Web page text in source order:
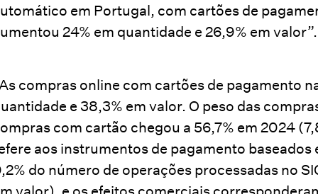
em Portugal, com cartões de
24% em quantidade e 26,9% em valor”.
compras online com cartões de pagamento
e 38,3% em valor. O peso das
com cartão chegou a 56,7% em 2024
aos instrumentos de pagamento
do número de operações processadas no